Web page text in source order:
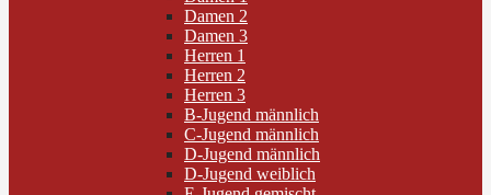
Damen 2
Damen 3
Herren 1
Herren 2
Herren 3
B-Jugend männlich
C-Jugend männlich
D-Jugend männlich
D-Jugend weiblich